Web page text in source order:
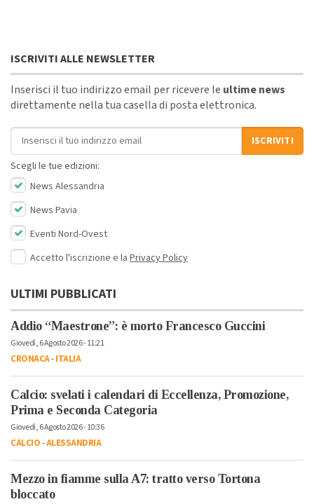
ISCRIVITI ALLE NEWSLETTER
Inserisci il tuo indirizzo email per ricevere le ultime news
direttamente nella tua casella di posta elettronica.
Indirizzo email
ISCRIVITI
Scegli le tue edizioni:
News Alessandria
News Pavia
Eventi Nord-Ovest
Accetto l'iscrizione e la Privacy Policy
ULTIMI PUBBLICATI
Addio “Maestrone”: è morto Francesco Guccini
Giovedì, 6 Agosto 2026 - 11:21
CRONACA-ITALIA
Calcio: svelati i calendari di Eccellenza, Promozione,
Prima e Seconda Categoria
Giovedì, 6 Agosto 2026 - 10:36
CALCIO-ALESSANDRIA
Mezzo in fiamme sulla A7: tratto verso Tortona
bloccato